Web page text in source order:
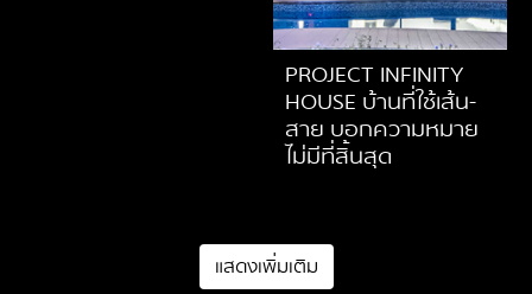
PROJECT INFINITY
HOUSE บ้านที่ใช้เส้น-
สาย บอกความหมาย
ไม่มีที่สิ้นสุด
แสดงเพิ่มเติม